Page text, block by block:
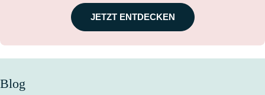
JETZT ENTDECKEN
Blog